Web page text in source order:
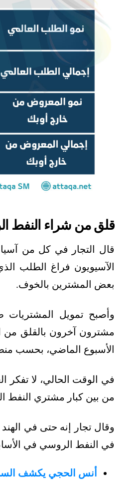
قلق من شراء النفط
قال التجار في كل من
الآسيويون فراغ الطلب
بعض المشترين بالخوف.
وأصبح تمويل
مشترون آخرون بالقلق من
الأسبوع الماضي، بحسب
في الوقت الحالي، لا تفكر
من بين كبار مشتري
وقال تجار إنه حتى في
في النفط الروسي في
أنس الحجي يكشف السر